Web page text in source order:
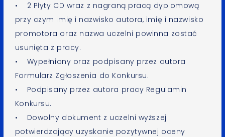
• 2 Płyty CD wraz z nagraną pracą dyplomową
przy czym imię i nazwisko autora, imię i nazwisko
promotora oraz nazwa uczelni powinna zostać
usunięta z pracy.
• Wypełniony oraz podpisany przez autora
Formularz Zgłoszenia do Konkursu.
• Podpisany przez autora pracy Regulamin
Konkursu.
• Dowolny dokument z uczelni wyższej
potwierdzający uzyskanie pozytywnej oceny